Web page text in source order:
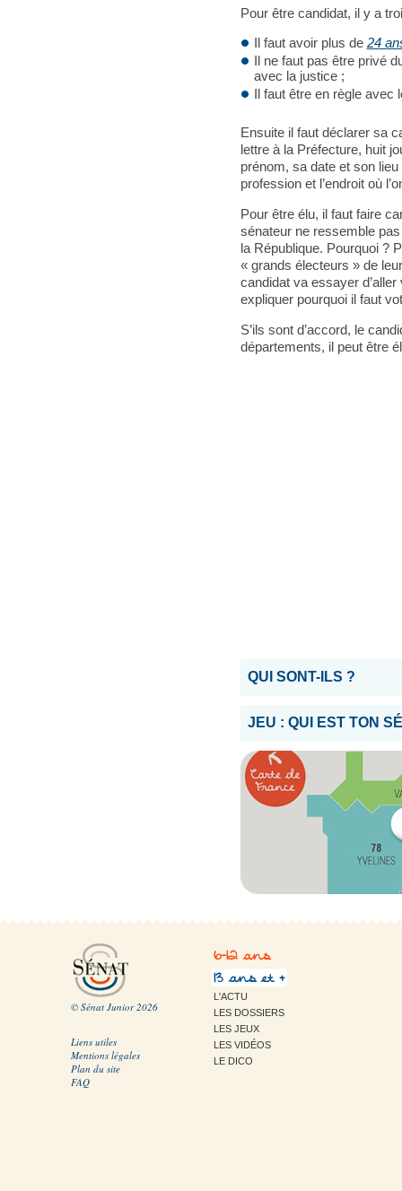
Pour être candidat, il y a
Il faut avoir plus de 24
Il ne faut pas être privé
avec la justice ;
Il faut être en règle avec
Ensuite il faut déclarer sa
lettre à la Préfecture, huit
prénom, sa date et son
profession et l’endroit où
Pour être élu, il faut faire
sénateur ne ressemble pas
la République. Pourquoi ?
« grands électeurs » de
candidat va essayer
expliquer pourquoi il faut
S’ils sont d’accord, le
départements, il peut être
QUI SONT-ILS ?
JEU : QUI EST TON
© Sénat Junior 2026
Liens utiles
Mentions légales
Plan du site
FAQ
6-12 ans
13 ans et +
L'ACTU
LES DOSSIERS
LES JEUX
LES VIDÉOS
LE DICO